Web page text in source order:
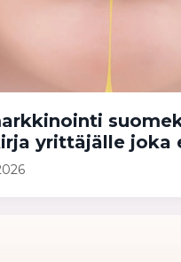
yrittäjälle joka